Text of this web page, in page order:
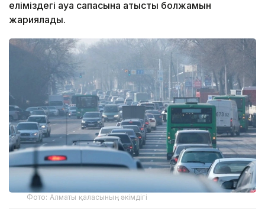
еліміздегі ауа сапасына қатысты болжамын
жариялады.
Фото: Алматы қаласының әкімдігі